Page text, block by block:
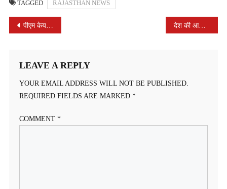
TAGGED RAJASTHAN NEWS
POST
पीएम केयर्स और सीएम कोविड बाल सेवा योजना के बच्चों संग मंत्री सुश्री भूरिया ने किया भोजन, भेंट किए उपहार देश की आजादी में यादव समाज का अहम योगदान
LEAVE A REPLY
YOUR EMAIL ADDRESS WILL NOT BE PUBLISHED.
REQUIRED FIELDS ARE MARKED *
COMMENT *